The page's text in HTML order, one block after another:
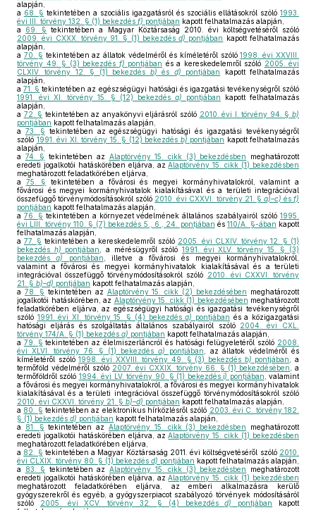
alapján,
a 68. § tekintetében a szociális igazgatásról és szociális ellátásokról szóló 1993.
évi III. törvény 132. § (1) bekezdés f) pontjában kapott felhatalmazás alapján,
a 69. § tekintetében a Magyar Köztársaság 2010. évi költségvetéséről szóló
2009. évi CXXX. törvény 91. § (1) bekezdésd) pontjában kapott felhatalmazás
alapján,
a 70. § tekintetében az állatok védelméről és kíméletéről szóló1998. évi XXVIII.
törvény 49. § (3) bekezdés f) pontjában és a kereskedelemről szóló 2005. évi
CLXIV. törvény 12. § (1) bekezdés b) és d) pontjában kapott felhatalmazás
alapján,
a71. § tekintetében az egészségügyi hatósági és igazgatási tevékenységről szóló
1991. évi XI. törvény 15. § (12) bekezdés a) pontjában kapott felhatalmazás
alapján,
a 72. § tekintetében az anyakönyvi eljárásról szóló 2010. évi I. törvény 94. §b)
pontjában kapott felhatalmazás alapján,
a 73. § tekintetében az egészségügyi hatósági és igazgatási tevékenységről
szóló 1991. évi XI. törvény 15. § (12) bekezdés b) pontjában kapott felhatalmazás
alapján,
a 74. § tekintetében az Alaptörvény 15. cikk (3) bekezdésben
meghatározott
eredeti jogalkotói hatáskörében eljárva, azAlaptörvény 15. cikk (1) bekezdésben
meghatározott feladatkörében eljárva,
a 75. §
tekintetében a fővárosi és megyei kormányhivatalokról, valamint a
fővárosi és megyei kormányhivatalok kialakításával és a területi integrációval
összefüggő törvénymódosításokról szóló 2010. évi CXXVI. törvény 21. § a)–c) ésf)
pontjában kapott felhatalmazás alapján,
a 76. § tekintetében a környezet védelmének általános szabályairól szóló1995.
évi LIII. törvény 110. § (7) bekezdés 5., 6., 24. pontjában és110/A. §-ában kapott
felhatalmazás alapján,
a 77. § tekintetében a kereskedelemről szóló 2005. évi CLXIV. törvény 12. § (1)
bekezdés h) pontjában , a mérésügyről szóló1991. évi XLV. törvény 15. § (3)
bekezdésa) pontjában , illetve a fővárosi és megyei kormányhivatalokról,
valamint a fővárosi és megyei kormányhivatalok kialakításával és a területi
integrációval összefüggő törvénymódosításokról szóló 2010. évi CXXVI. törvény
21. § b)–d) pontjában kapott felhatalmazás alapján,
a 78. § tekintetében az Alaptörvény 15. cikk (2) bekezdésében meghatározott
jogalkotói hatáskörében, az Alaptörvény 15. cikk (1) bekezdésében meghatározott
feladatkörében eljárva, az egészségügyi hatósági és igazgatási tevékenységről
szóló 1991. évi XI. törvény 15. § (4) bekezdésa) pontjában és a közigazgatási
hatósági eljárás és szolgáltatás általános szabályairól szóló 2004. évi CXL.
törvény 174/A. § (1) bekezdés a) pontjában kapott felhatalmazás alapján,
a 79. § tekintetében az élelmiszerláncról és hatósági felügyeletéről szóló 2008.
évi XLVI. törvény 76. § (1) bekezdés a) pontjában , az állatok védelméről és
kíméletéről szóló1998. évi XXVIII. törvény 49. § (3) bekezdés b) pontjában
, a
termőföld védelméről szóló 2007. évi CXXIX. törvény 66. § (1) bekezdésében , a
termőföldről szóló 1994. évi LV. törvény 90. § (1) bekezdési) pontjában , valamint
a fővárosi és megyei kormányhivatalokról, a fővárosi és megyei kormányhivatalok
kialakításával és a területi integrációval összefüggő törvénymódosításokról szóló
2010. évi CXXVI. törvény 21. § b)–d) pontjában kapott felhatalmazás alapján,
a 80. § tekintetében az elektronikus hírközlésről szóló 2003. évi C. törvény 182.
§ (1) bekezdés d) pontjában kapott felhatalmazás alapján,
a 81. § tekintetében azAlaptörvény 15. cikk (3) bekezdésben
meghatározott
eredeti jogalkotói hatáskörében eljárva, azAlaptörvény 15. cikk (1) bekezdésben
meghatározott feladatkörében eljárva,
a 82. § tekintetében a Magyar Köztársaság 2011. évi költségvetéséről szóló 2010.
évi CLXIX. törvény 80. § (1) bekezdés d) pontjában kapott felhatalmazás alapján,
a
83. § tekintetében azAlaptörvény 15. cikk (3) bekezdésben
meghatározott
eredeti jogalkotói hatáskörében eljárva, azAlaptörvény 15. cikk (1) bekezdésben
meghatározott feladatkörében eljárva, az emberi alkalmazásra kerülő
gyógyszerekről és egyéb, a gyógyszerpiacot szabályozó törvények módosításáról
szóló 2005. évi XCV. törvény 32. § (4) bekezdésd) pontjában
kapott